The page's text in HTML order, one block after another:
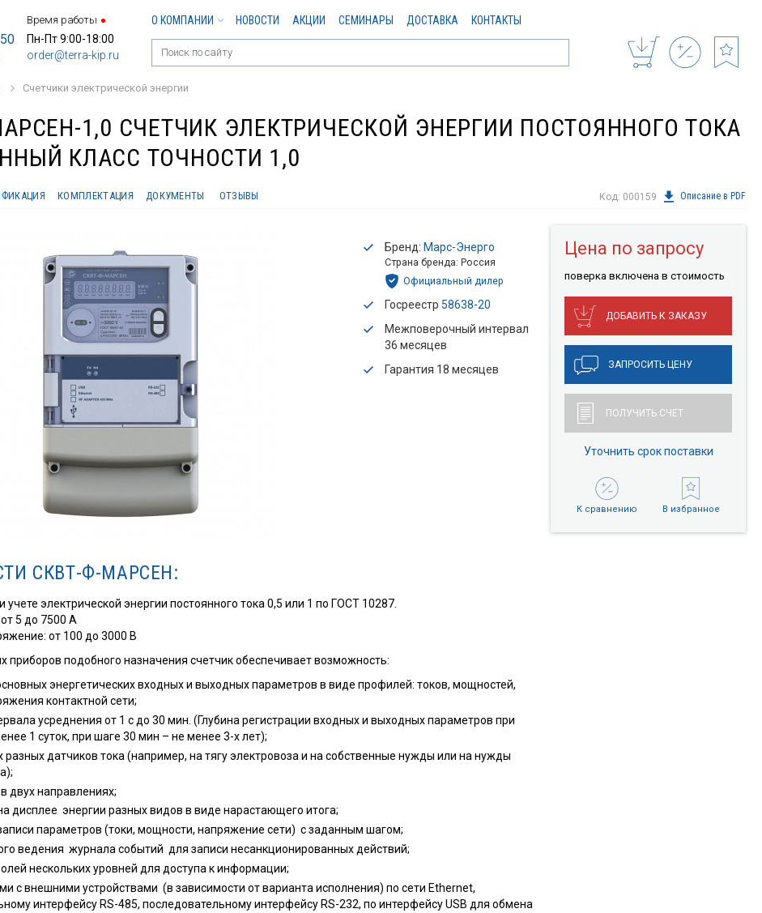
Время работы
Пн-Пт 9:00-18:00
order@terra-kip.ru
О КОМПАНИИ НОВОСТИ АКЦИИ СЕМИНАРЫ ДОСТАВКА КОНТАКТЫ
Счетчики электрической энергии
1,0 СЧЕТЧИК ЭЛЕКТРИЧЕСКОЙ ЭНЕРГИИ ПОСТОЯННОГО ТОКА
КЛАСС ТОЧНОСТИ 1,0
КОМПЛЕКТАЦИЯ ДОКУМЕНТЫ ОТЗЫВЫ Код: 000159 Описание в PDF
Бренд: Марс-Энерго
Страна бренда: Россия
Официальный дилер
Госреестр 58638-20
Межповерочный интервал
36 месяцев
Гарантия 18 месяцев
СКВТ-Ф-МАРСЕН:
учете электрической энергии постоянного тока 0,5 или 1 по ГОСТ 10287.
5 до 7500 А
от 100 до 3000 В
приборов подобного назначения счетчик обеспечивает возможность:
энергетических входных и выходных параметров в виде профилей: токов, мощностей,
контактной сети;
усреднения от 1 с до 30 мин. (Глубина регистрации входных и выходных параметров при
1 суток, при шаге 30 мин – не менее 3-х лет);
разных датчиков тока (например, на тягу электровоза и на собственные нужды или на нужды
двух направлениях;
дисплее энергии разных видов в виде нарастающего итога;
параметров (токи, мощности, напряжение сети) с заданным шагом;
ведения журнала событий для записи несанкционированных действий;
нескольких уровней для доступа к информации;
с внешними устройствами (в зависимости от варианта исполнения) по сети Ethernet,
интерфейсу RS-485, последовательному интерфейсу RS-232, по интерфейсу USB для обмена
Цена по запросу
поверкa включена в стоимость
ДОБАВИТЬ К ЗАКАЗУ
ЗАПРОСИТЬ ЦЕНУ
ПОЛУЧИТЬ СЧЕТ
Уточнить срок поставки
К сравнению В избранное